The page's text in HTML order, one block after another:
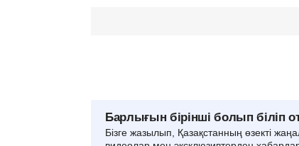
Барлығын бірінші болып біліп
Бізге жазылып, Қазақстанның өзекті